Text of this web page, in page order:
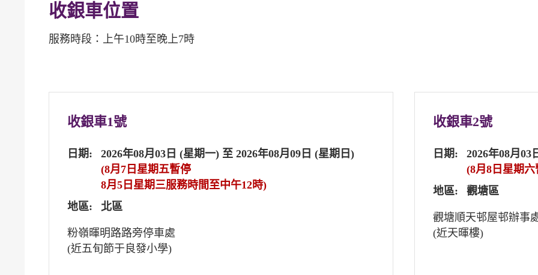
收銀車位置
服務時段：上午10時至晚上7時
收銀車1號
日期:
2026年08月03日 (星期一) 至 2026年08月09日 (星期日)
(8月7日星期五暫停
8月5日星期三服務時間至中午12時)
地區:
北區
粉嶺暉明路路旁停車處
(近五旬節于良發小學)
收銀車2號
日期:
2026年08月03
(8月8日星期六
地區:
觀塘區
觀塘順天邨屋邨辦事
(近天暉樓)